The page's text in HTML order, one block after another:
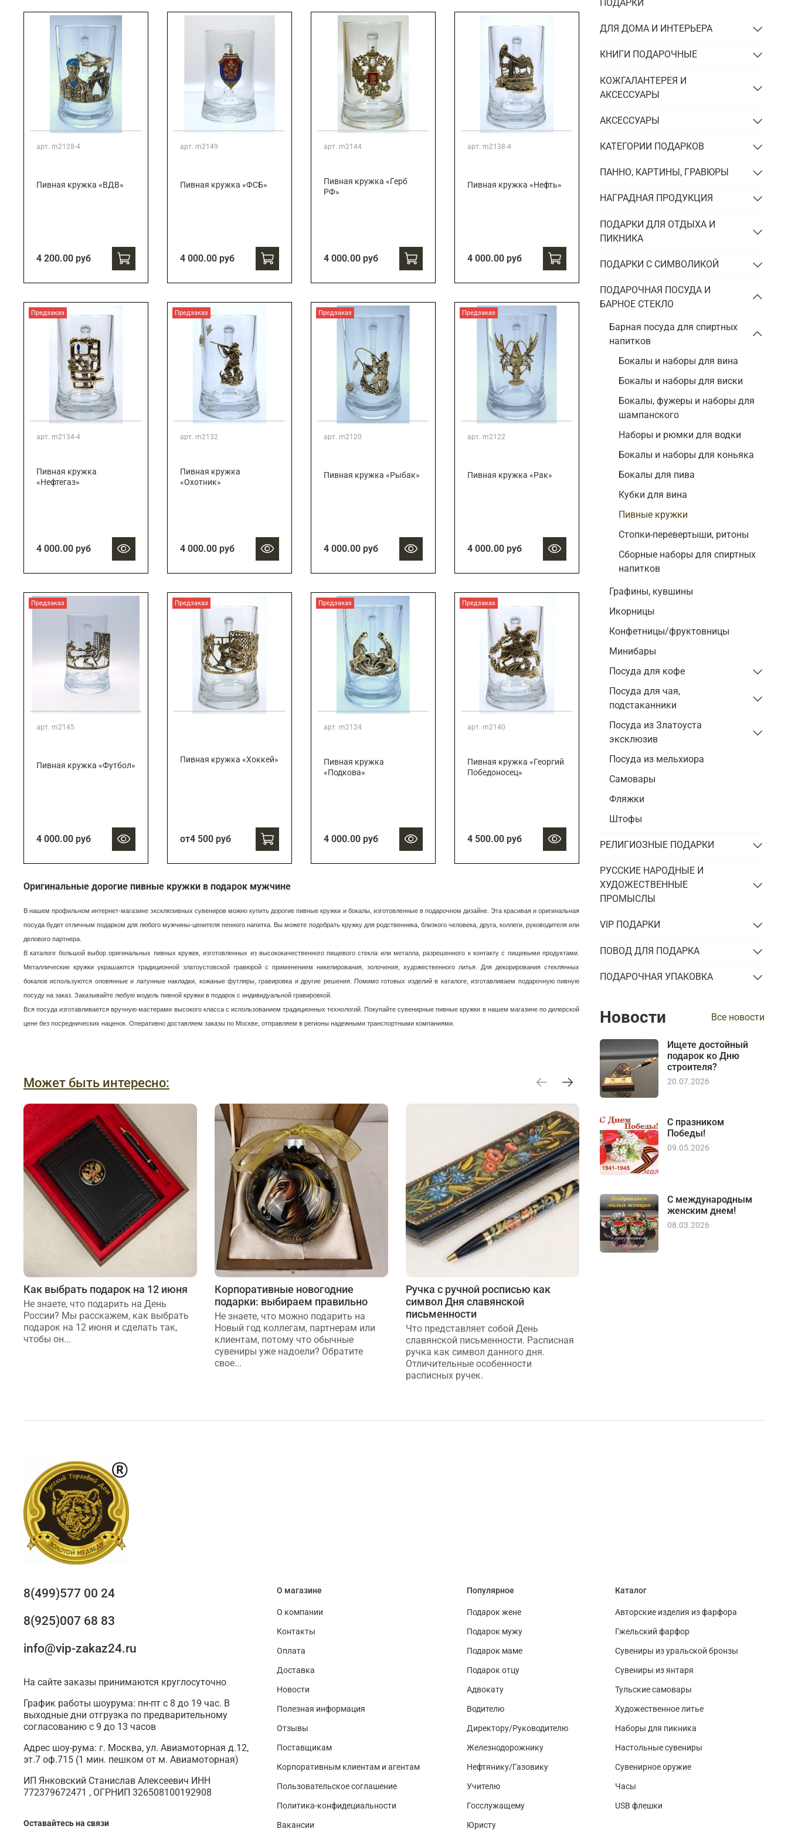
Подарки брокеру
Подарки директору/руководителю
Подарки строителю
Подарки учителю
Подарки энергетику
арт. m2128-4
Пивная кружка «ВДВ»
4 200.00 руб
арт. m2149
Пивная кружка «ФСБ»
4 000.00 руб
арт. m2144
Пивная кружка «Герб
РФ»
4 000.00 руб
арт. m2138-4
Пивная кружка «Нефть»
4 000.00 руб
Предзаказ
арт. m2134-4
Пивная кружка
«Нефтегаз»
4 000.00 руб
Предзаказ
арт. m2132
Пивная кружка
«Охотник»
4 000.00 руб
Предзаказ
арт. m2120
Пивная кружка «Рыбак»
4 000.00 руб
Предзаказ
арт. m2122
Пивная кружка «Рак»
4 000.00 руб
Предзаказ
арт. m2145
Пивная кружка «Футбол»
4 000.00 руб
Предзаказ
Пивная кружка «Хоккей»
от4 500 руб
Предзаказ
арт. m2124
Пивная кружка
«Подкова»
4 000.00 руб
Предзаказ
арт. m2140
Пивная кружка «Георгий
Победоносец»
4 500.00 руб
Оригинальные дорогие пивные кружки в подарок мужчине
В нашем профильном интернет-магазине эксклюзивных сувениров можно купить дорогие пивные кружки и бокалы, изготовленные в подарочном дизайне. Эта красивая и оригинальная
посуда будет отличным подарком для любого мужчины-ценителя пенного напитка. Вы можете подобрать кружку для родственника, близкого человека, друга, коллеги, руководителя или
делового партнера.
В каталоге большой выбор оригинальных пивных кружек, изготовленных из высококачественного пищевого стекла или металла, разрешенного к контакту с пищевыми продуктами.
Металлические кружки украшаются традиционной златоустовской гравюрой с применением никелирования, золочения, художественного литья. Для декорирования стеклянных
бокалов используются оловянные и латунные накладки, кожаные футляры, гравировка и другие решения. Помимо готовых изделий в каталоге, изготавливаем подарочную пивную
посуду на заказ. Заказывайте любую модель пивной кружки в подарок с индивидуальной гравировкой.
Вся посуда изготавливается вручную мастерами высокого класса с использованием традиционных технологий. Покупайте сувенирные пивные кружки в нашем магазине по дилерской
цене без посреднических наценок. Оперативно доставляем заказы по Москве, отправляем в регионы надежными транспортными компаниями.
Может быть интересно:
Как выбрать подарок на 12 июня
Не знаете, что подарить на День
России? Мы расскажем, как выбрать
подарок на 12 июня и сделать так,
чтобы он...
Корпоративные новогодние
подарки: выбираем правильно
Не знаете, что можно подарить на
Новый год коллегам, партнерам или
клиентам, потому что обычные
сувениры уже надоели? Обратите
свое...
Ручка с ручной росписью как
символ Дня славянской
письменности
Что представляет собой День
славянской письменности. Расписная
ручка как символ данного дня.
Отличительные особенности
расписных ручек.
ПОДАРКИ
ДЛЯ ДОМА И ИНТЕРЬЕРА
КНИГИ ПОДАРОЧНЫЕ
КОЖГАЛАНТЕРЕЯ И
АКСЕССУАРЫ
АКСЕССУАРЫ
КАТЕГОРИИ ПОДАРКОВ
ПАННО, КАРТИНЫ, ГРАВЮРЫ
НАГРАДНАЯ ПРОДУКЦИЯ
ПОДАРКИ ДЛЯ ОТДЫХА И
ПИКНИКА
ПОДАРКИ С СИМВОЛИКОЙ
ПОДАРОЧНАЯ ПОСУДА И
БАРНОЕ СТЕКЛО
Барная посуда для спиртных
напитков
Бокалы и наборы для вина
Бокалы и наборы для виски
Бокалы, фужеры и наборы для
шампанского
Наборы и рюмки для водки
Бокалы и наборы для коньяка
Бокалы для пива
Кубки для вина
Пивные кружки
Стопки-перевертыши, ритоны
Сборные наборы для спиртных
напитков
Графины, кувшины
Икорницы
Конфетницы/фруктовницы
Минибары
Посуда для кофе
Посуда для чая,
подстаканники
Посуда из Златоуста
эксклюзив
Посуда из мельхиора
Самовары
Фляжки
Штофы
РЕЛИГИОЗНЫЕ ПОДАРКИ
РУССКИЕ НАРОДНЫЕ И
ХУДОЖЕСТВЕННЫЕ
ПРОМЫСЛЫ
VIP ПОДАРКИ
ПОВОД ДЛЯ ПОДАРКА
ПОДАРОЧНАЯ УПАКОВКА
Новости Все новости
Ищете достойный
подарок ко Дню
строителя?
20.07.2026
С празником
Победы!
09.05.2026
С международным
женским днем!
08.03.2026
О магазине
О компании
Контакты
Оплата
Доставка
Новости
Полезная информация
Отзывы
Поставщикам
Корпоративным клиентам и агентам
Пользовательское соглашение
Политика-конфидециальности
Вакансии
Популярное
Подарок жене
Подарок мужу
Подарок маме
Подарок отцу
Адвокату
Водителю
Директору/Руководителю
Железнодорожнику
Нефтянику/Газовику
Учителю
Госслужащему
Юристу
Каталог
Авторские изделия из фарфора
Гжельский фарфор
Сувениры из уральской бронзы
Сувениры из янтаря
Тульские самовары
Художественное литье
Наборы для пикника
Настольные сувениры
Сувенирное оружие
Часы
USB флешки
8(499)577 00 24
8(925)007 68 83
info@vip-zakaz24.ru
На сайте заказы принимаются круглосуточно
График работы шоурума: пн-пт с 8 до 19 час. В
выходные дни отгрузка по предварительному
согласованию с 9 до 13 часов
Адрес шоу-рума: г. Москва, ул. Авиамоторная д.12,
эт.7 оф.715 (1 мин. пешком от м. Авиамоторная)
ИП Янковский Станислав Алексеевич ИНН
772379672471 , ОГРНИП 326508100192908
Оставайтесь на связи